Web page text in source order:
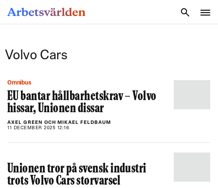
Volvo Cars
Omnibus
EU bantar hållbarhetskrav – Volvo
hissar, Unionen dissar
AXEL GREEN OCH MIKAEL FELDBAUM
11 DECEMBER 2025 12:16
Unionen tror på svensk industri
trots Volvo Cars storvarsel